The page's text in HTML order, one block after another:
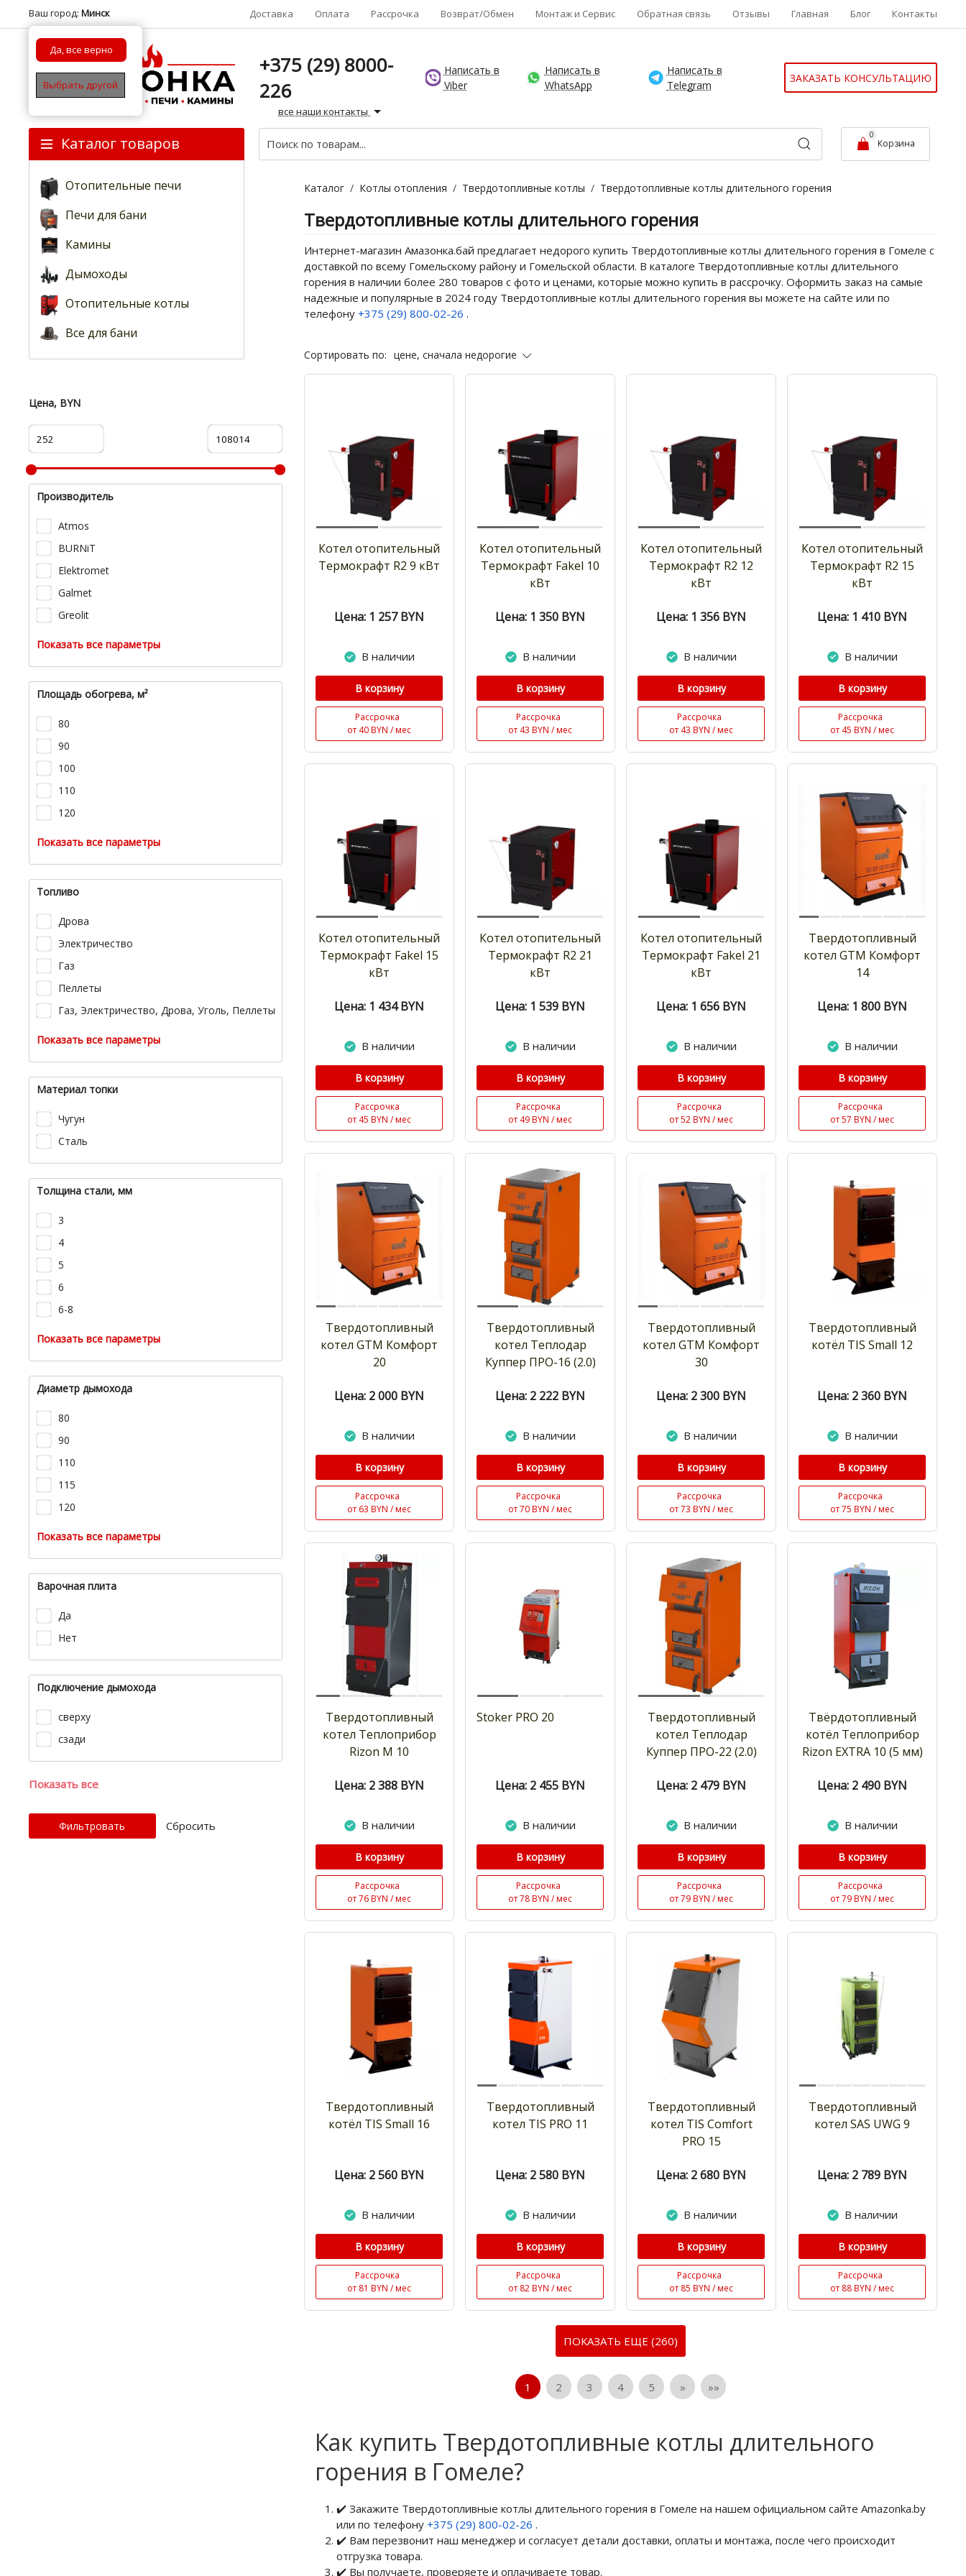
Ваш город: Минск
Да, все верно
Выбрать другой
Доставка Оплата Рассрочка Возврат/Обмен Монтаж и Сервис Обратная связь Отзывы Главная Блог Контакты
+375 (29) 8000-
226
все наши контакты
Написать в
Viber
Написать в
WhatsApp
Написать в
Telegram
ЗАКАЗАТЬ КОНСУЛЬТАЦИЮ
Каталог товаров
Отопительные печи
Печи для бани
Камины
Дымоходы
Отопительные котлы
Все для бани
0
Корзина
Цена, BYN
Производитель
Atmos
BURNiT
Elektromet
Galmet
Greolit
Показать все параметры
Площадь обогрева, м²
80
90
100
110
120
Показать все параметры
Топливо
Дрова
Электричество
Газ
Пеллеты
Газ, Электричество, Дрова, Уголь, Пеллеты
Показать все параметры
Материал топки
Чугун
Сталь
Толщина стали, мм
3
4
5
6
6-8
Показать все параметры
Диаметр дымохода
80
90
110
115
120
Показать все параметры
Варочная плита
Да
Нет
Подключение дымохода
сверху
сзади
Показать все
Cбросить
Каталог / Котлы отопления / Твердотопливные котлы / Твердотопливные котлы длительного горения
Твердотопливные котлы длительного горения
Интернет-магазин Амазонка.бай предлагает недорого купить Твердотопливные котлы длительного горения в Гомеле с
доставкой по всему Гомельскому району и Гомельской области. В каталоге Твердотопливные котлы длительного
горения в наличии более 280 товаров с фото и ценами, которые можно купить в рассрочку. Оформить заказ на самые
надежные и популярные в 2024 году Твердотопливные котлы длительного горения вы можете на сайте или по
телефону +375 (29) 800-02-26 .
Сортировать по: цене, сначала недорогие
Котел отопительный
Термокрафт R2 9 кВт
Цена: 1 257 BYN
В наличии
В корзину
Рассрочка
от 40 BYN / мес
Котел отопительный
Термокрафт Fakel 10
кВт
Цена: 1 350 BYN
В наличии
В корзину
Рассрочка
от 43 BYN / мес
Котел отопительный
Термокрафт R2 12
кВт
Цена: 1 356 BYN
В наличии
В корзину
Рассрочка
от 43 BYN / мес
Котел отопительный
Термокрафт R2 15
кВт
Цена: 1 410 BYN
В наличии
В корзину
Рассрочка
от 45 BYN / мес
Котел отопительный
Термокрафт Fakel 15
кВт
Цена: 1 434 BYN
В наличии
В корзину
Рассрочка
от 45 BYN / мес
Котел отопительный
Термокрафт R2 21
кВт
Цена: 1 539 BYN
В наличии
В корзину
Рассрочка
от 49 BYN / мес
Котел отопительный
Термокрафт Fakel 21
кВт
Цена: 1 656 BYN
В наличии
В корзину
Рассрочка
от 52 BYN / мес
Твердотопливный
котел GTM Комфорт
14
Цена: 1 800 BYN
В наличии
В корзину
Рассрочка
от 57 BYN / мес
Твердотопливный
котел GTM Комфорт
20
Цена: 2 000 BYN
В наличии
В корзину
Рассрочка
от 63 BYN / мес
Твердотопливный
котел Теплодар
Куппер ПРО-16 (2.0)
Цена: 2 222 BYN
В наличии
В корзину
Рассрочка
от 70 BYN / мес
Твердотопливный
котел GTM Комфорт
30
Цена: 2 300 BYN
В наличии
В корзину
Рассрочка
от 73 BYN / мес
Твердотопливный
котёл TIS Small 12
Цена: 2 360 BYN
В наличии
В корзину
Рассрочка
от 75 BYN / мес
Твердотопливный
котел Теплоприбор
Rizon M 10
Цена: 2 388 BYN
В наличии
В корзину
Рассрочка
от 76 BYN / мес
Stoker PRO 20
Цена: 2 455 BYN
В наличии
В корзину
Рассрочка
от 78 BYN / мес
Твердотопливный
котел Теплодар
Куппер ПРО-22 (2.0)
Цена: 2 479 BYN
В наличии
В корзину
Рассрочка
от 79 BYN / мес
Твёрдотопливный
котёл Теплоприбор
Rizon EXTRA 10 (5 мм)
Цена: 2 490 BYN
В наличии
В корзину
Рассрочка
от 79 BYN / мес
Твердотопливный
котёл TIS Small 16
Цена: 2 560 BYN
В наличии
В корзину
Рассрочка
от 81 BYN / мес
Твердотопливный
котел TIS PRO 11
Цена: 2 580 BYN
В наличии
В корзину
Рассрочка
от 82 BYN / мес
Твердотопливный
котел TIS Comfort
PRO 15
Цена: 2 680 BYN
В наличии
В корзину
Рассрочка
от 85 BYN / мес
Твердотопливный
котел SAS UWG 9
Цена: 2 789 BYN
В наличии
В корзину
Рассрочка
от 88 BYN / мес
ПОКАЗАТЬ ЕЩЕ (260)
1 2 3 4 5 » »»
Как купить Твердотопливные котлы длительного
горения в Гомеле?
✔️ Закажите Твердотопливные котлы длительного горения в Гомеле на нашем официальном сайте Amazonka.by
или по телефону +375 (29) 800-02-26 .
✔️ Вам перезвонит наш менеджер и согласует детали доставки, оплаты и монтажа, после чего происходит
отгрузка товара.
✔️ Вы получаете, проверяете и оплачиваете товар.